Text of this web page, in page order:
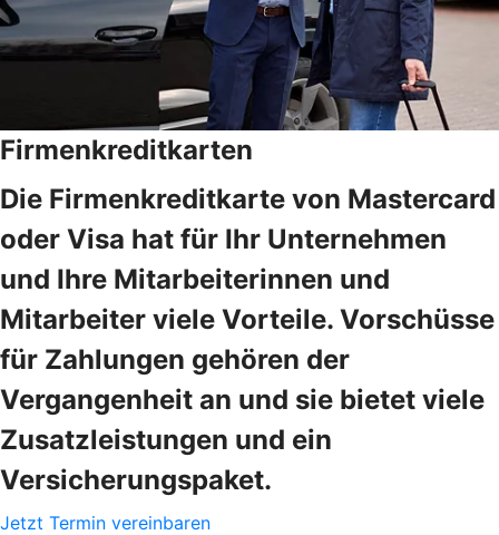
Firmenkreditkarten
Die Firmenkreditkarte von Mastercard
oder Visa hat für Ihr Unternehmen
und Ihre Mitarbeiterinnen und
Mitarbeiter viele Vorteile. Vorschüsse
für Zahlungen gehören der
Vergangenheit an und sie bietet viele
Zusatzleistungen und ein
Versicherungspaket.
Jetzt Termin vereinbaren